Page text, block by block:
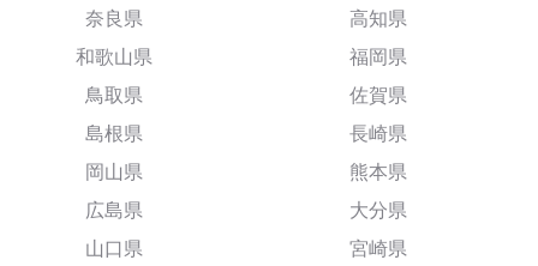
奈良県
和歌山県
鳥取県
島根県
岡山県
広島県
山口県
高知県
福岡県
佐賀県
長崎県
熊本県
大分県
宮崎県